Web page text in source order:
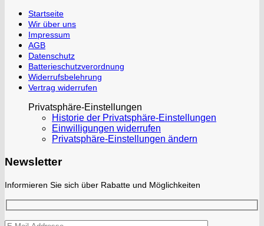
Unitas
Startseite
Wir über uns
Impressum
AGB
Datenschutz
Batterieschutzverordnung
Widerrufsbelehrung
Vertrag widerrufen
Privatsphäre-Einstellungen
Historie der Privatsphäre-Einstellungen
Einwilligungen widerrufen
Privatsphäre-Einstellungen ändern
Newsletter
Informieren Sie sich über Rabatte und Möglichkeiten